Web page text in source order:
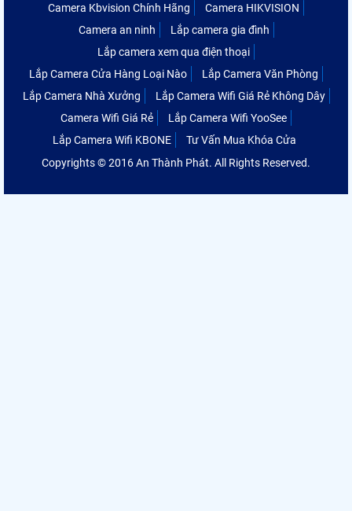
Camera Kbvision Chính Hãng
Camera HIKVISION
Camera an ninh
Lắp camera gia đình
Lắp camera xem qua điện thoại
Lắp Camera Cửa Hàng Loại Nào
Lắp Camera Văn Phòng
Lắp Camera Nhà Xưởng
Lắp Camera Wifi Giá Rẻ Không Dây
Camera Wifi Giá Rẻ
Lắp Camera Wifi YooSee
Lắp Camera Wifi KBONE
Tư Vấn Mua Khóa Cửa
Copyrights © 2016 An Thành Phát. All Rights Reserved.